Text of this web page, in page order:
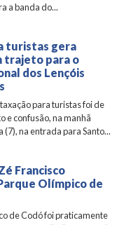
a banda do...
turistas gera
trajeto para o
dos Lençóis
para turistas foi de
e confusão, na manhã
na entrada para Santo...
Francisco
Olímpico de
de Codó foi praticamente